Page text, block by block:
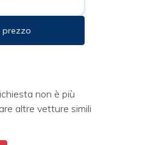
prezzo
non è più
altre vetture simili